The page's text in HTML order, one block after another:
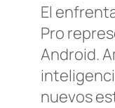
El
Pro
Android.
nuevos